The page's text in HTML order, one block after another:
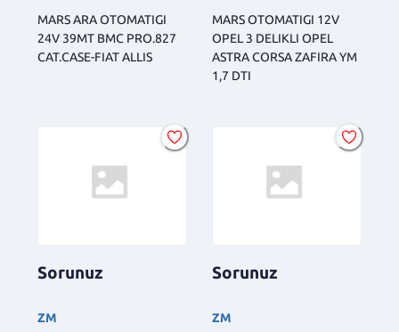
MARS ARA OTOMATIGI
24V 39MT BMC PRO.827
CAT.CASE-FIAT ALLIS
MARS OTOMATIGI 12V
OPEL 3 DELIKLI OPEL
ASTRA CORSA ZAFIRA YM
1,7 DTI
Sorunuz
ZM
Sorunuz
ZM